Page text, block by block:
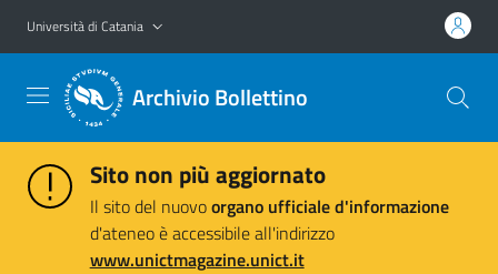
Vai al contenuto principale
Vai al menu di navigazione
Università di Catania
Archivio Bollettino
Sito non più aggiornato
Il sito del nuovoorgano ufficiale d'informazione
d'ateneo è accessibile all'indirizzo
www.unictmagazine.unict.it